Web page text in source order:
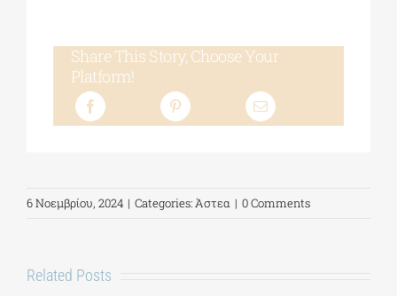
Share This Story, Choose Your
Platform!
6 Νοεμβρίου, 2024 | Categories:Άστεα | 0 Comments
Related Posts